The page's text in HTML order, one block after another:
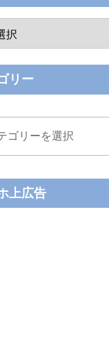
リー
上広告